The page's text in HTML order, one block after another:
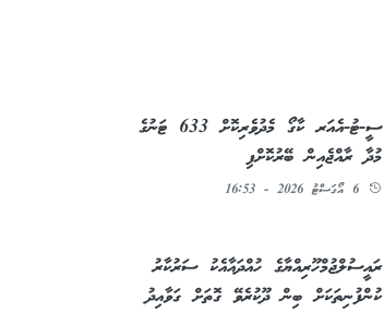
ސީ-ޓު-އެއަރ ކާގޯ މެދުވެރިކޮށް 633 ޓަނުގެ
މުދާ ރާއްޖެއިން ބޭރުކޮށްފި
6 އޯގަސްޓު 2026 - 16:53
ރައީސުލްޖުމްހޫރިއްޔާގެ ހުއްދައާއެކު ސަރުކާރު
ކުންފުނިތަކަށް ބިން ދޫކުރެވޭ ގޮތަށް ގަވާއިދު